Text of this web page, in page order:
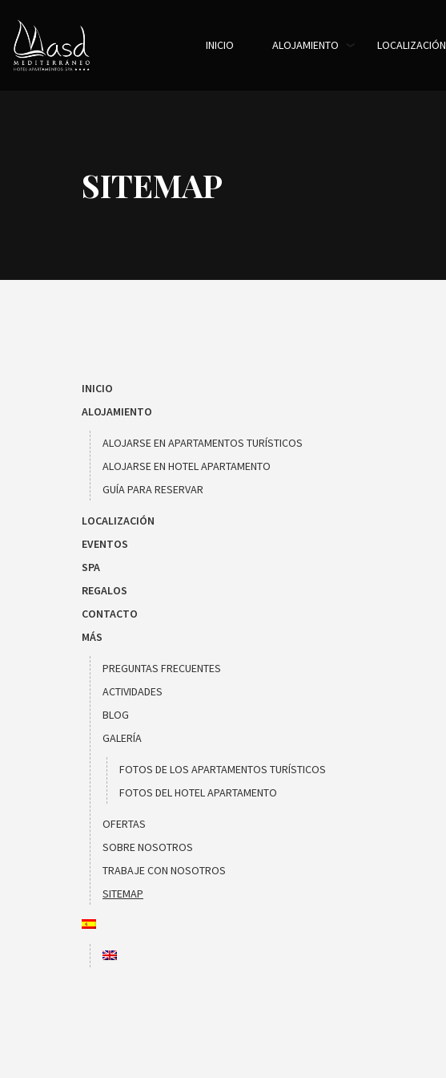
INICIO ALOJAMIENTO LOCALIZACIÓN
SITEMAP
INICIO
ALOJAMIENTO
ALOJARSE EN APARTAMENTOS TURÍSTICOS
ALOJARSE EN HOTEL APARTAMENTO
GUÍA PARA RESERVAR
LOCALIZACIÓN
EVENTOS
SPA
REGALOS
CONTACTO
MÁS
PREGUNTAS FRECUENTES
ACTIVIDADES
BLOG
GALERÍA
FOTOS DE LOS APARTAMENTOS TURÍSTICOS
FOTOS DEL HOTEL APARTAMENTO
OFERTAS
SOBRE NOSOTROS
TRABAJE CON NOSOTROS
SITEMAP